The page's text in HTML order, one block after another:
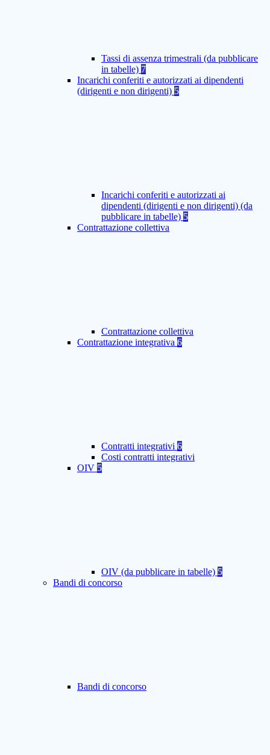
Tassi di assenza trimestrali (da pubblicare
in tabelle) 7
Incarichi conferiti e autorizzati ai dipendenti
(dirigenti e non dirigenti) 5
Incarichi conferiti e autorizzati ai
dipendenti (dirigenti e non dirigenti) (da
pubblicare in tabelle) 5
Contrattazione collettiva
Contrattazione collettiva
Contrattazione integrativa 6
Contratti integrativi 6
Costi contratti integrativi
OIV 5
OIV (da pubblicare in tabelle) 5
Bandi di concorso
Bandi di concorso